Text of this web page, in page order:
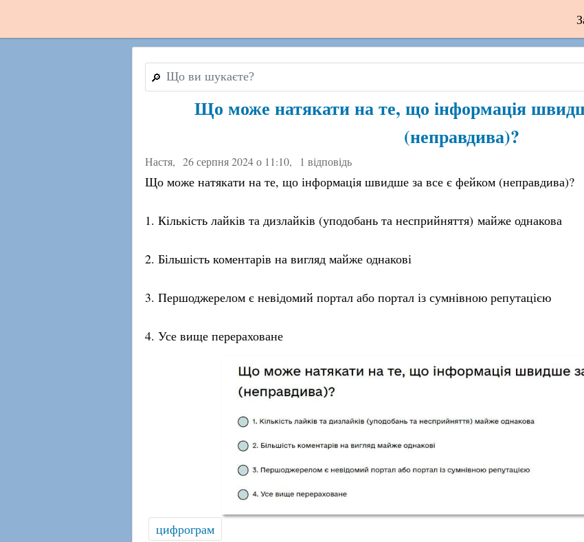
🔎
Що може натякати на те, що інформація
(неправдива)?
Настя, 26 серпня 2024 о 11:10, 1 відповідь
Що може натякати на те, що інформація швидше за все є фейком (неправдива)?
1. Кількість лайків та дизлайків (уподобань та несприйняття) майже однакова
2. Більшість коментарів на вигляд майже однакові
3. Першоджерелом є невідомий портал або портал із сумнівною репутацією
4. Усе вище перераховане
цифрограм